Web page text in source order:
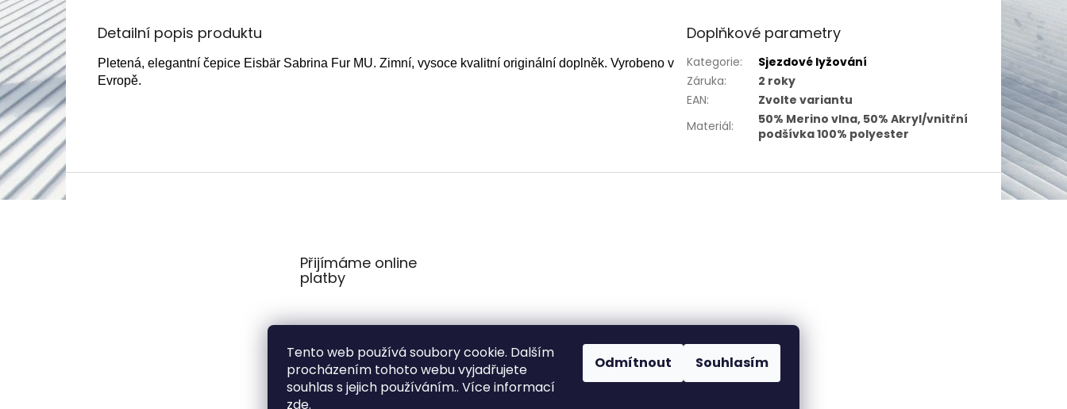
Tento web používá soubory cookie. Dalším
procházením tohoto webu vyjadřujete
souhlas s jejich používáním.. Více informací
zde.
Odmítnout Souhlasím
Detailní popis produktu
Pletená, elegantní čepice Eisbär Sabrina Fur MU. Zimní, vysoce kvalitní originální doplněk. Vyrobeno v
Evropě.
Doplňkové parametry
Kategorie:
Sjezdové lyžování
Záruka:
2 roky
EAN:
Zvolte variantu
Materiál:
50% Merino vlna, 50% Akryl/vnitřní
podšívka 100% polyester
Z
á
Přijímáme online
platby